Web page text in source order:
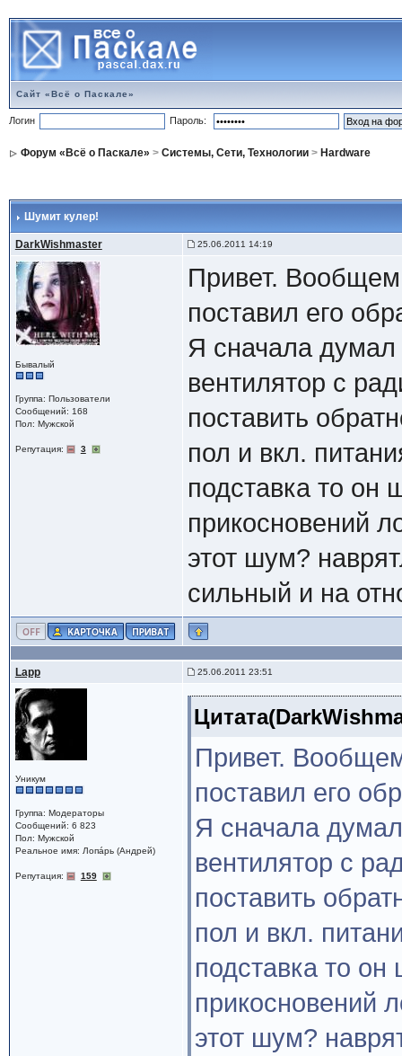
Сайт «Всё о Паскале»
Логин Пароль:
Форум «Всё о Паскале» > Системы, Сети, Технологии> Hardware
Шумит кулер!
DarkWishmaster 25.06.2011 14:19
Бывалый
Группа: Пользователи
Сообщений: 168
Пол: Мужской
Репутация: 3
Привет. Вообщем
поставил его
Я сначала думал
вентилятор с
поставить
пол и вкл.
подставка то он
прикосновений
этот шум?
сильный и на
Lapp 25.06.2011 23:51
Уникум
Группа: Модераторы
Сообщений: 6 823
Пол: Мужской
Реальное имя: Лопáрь (Андрей)
Репутация: 159
Привет.
поставил его
Я сначала
вентилятор с
поставить
пол и вкл.
подставка то
прикосновений
этот шум?